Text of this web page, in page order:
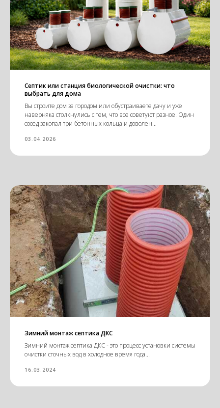
Септик или станция биологической очистки: что
выбрать для дома
Вы строите дом за городом или обустраиваете дачу и уже
наверняка столкнулись с тем, что все советуют разное. Один
сосед закопал три бетонных кольца и доволен...
03.04.2026
Зимний монтаж септика ДКС
Зимний монтаж септика ДКС - это процесс установки системы
очистки сточных вод в холодное время года...
16.03.2024